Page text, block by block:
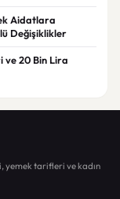
Aidatlara
Değişiklikler
ve 20 Bin Lira
yemek tarifleri ve kadın